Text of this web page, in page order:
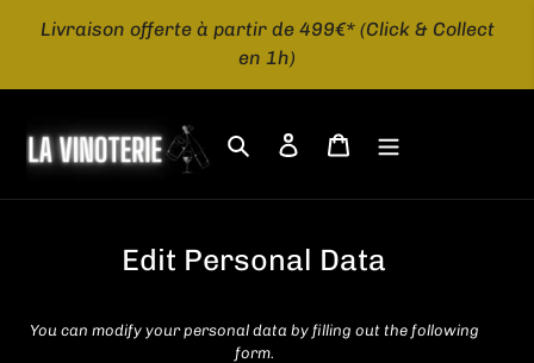
Livraison offerte à partir de 499€* (Click & Collect
en 1h)
Search Log in Cart
Edit Personal Data
You can modify your personal data by filling out the following
form.